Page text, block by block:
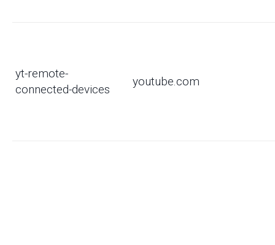
yt-remote-
connected-devices
youtube.com